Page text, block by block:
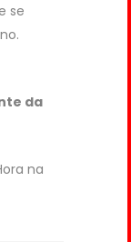
se
da
na